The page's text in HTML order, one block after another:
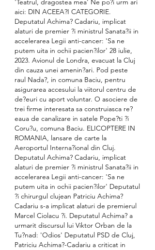
aici: DIN ACEEA?I CATEGORIE.
Deputatul Achima? Cadariu, implicat
alaturi de premier ?i ministrul Sanata?ii in
accelerarea Legii anti-cancer: 'Sa ne
putem uita in ochii pacien?ilor' 28 iulie,
2023. Avionul de Londra, evacuat la Cluj
din cauza unei amenin?ari. Pod peste
raul Nada?, in comuna Baciu, pentru
asigurarea accesului la viitorul centru de
de?euri cu aport voluntar. O asociere de
trei firme interesata sa construiasca re?
eaua de canalizare in satele Pope?ti ?i
Coru?u, comuna Baciu. ELICOPTERE IN
ROMANIA, lansare de carte la
Aeroportul Interna?ional din Cluj.
Deputatul Achima? Cadariu, implicat
alaturi de premier ?i ministrul Sanata?ii in
accelerarea Legii anti-cancer: 'Sa ne
putem uita in ochii pacien?ilor' Deputatul
?i chirurgul clujean Patriciu Achima?
Cadariu s-a implicat alaturi de premierul
Marcel Ciolacu ?i. Deputatul Achima? a
urmarit discursul lui Viktor Orban de la
Tu?nad: 'Odios' Deputatul PSD de Cluj,
Patriciu Achima?-Cadariu a criticat in